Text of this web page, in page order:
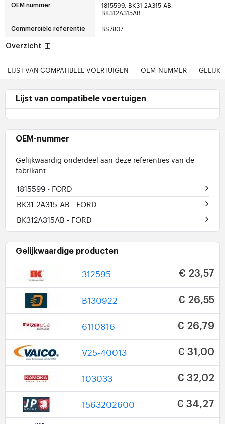
OEM nummer
1815599, BK31-2A315-AB,
BK312A315AB
Commerciële referentie BS7807
Overzicht
LIJST VAN COMPATIBELE VOERTUIGEN OEM-NUMMER
Lijst van compatibele voertuigen
OEM-nummer
Gelijkwaardig onderdeel aan deze referenties van de
fabrikant:
1815599 - FORD
BK31-2A315-AB - FORD
BK312A315AB - FORD
Gelijkwaardige producten
312595 € 23,57
B130922 € 26,55
6110816 € 26,79
V25-40013 € 31,00
103033 € 32,02
1563202600 € 34,27